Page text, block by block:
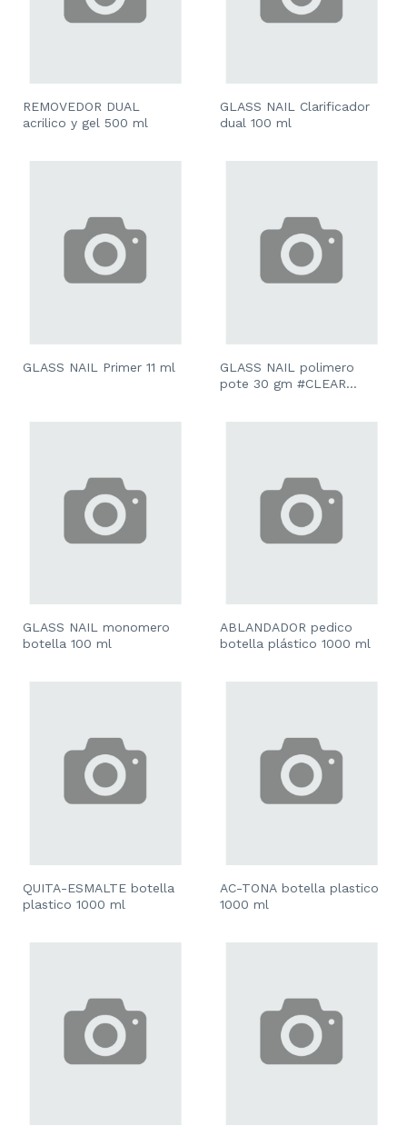
REMOVEDOR DUAL
acrilico y gel 500 ml
GLASS NAIL Clarificador
dual 100 ml
GLASS NAIL Primer 11 ml
GLASS NAIL polimero
pote 30 gm #CLEAR
GLASS NAIL monomero
botella 100 ml
ABLANDADOR pedico
botella plástico 1000 ml
QUITA-ESMALTE botella
plastico 1000 ml
AC-TONA botella plastico
1000 ml